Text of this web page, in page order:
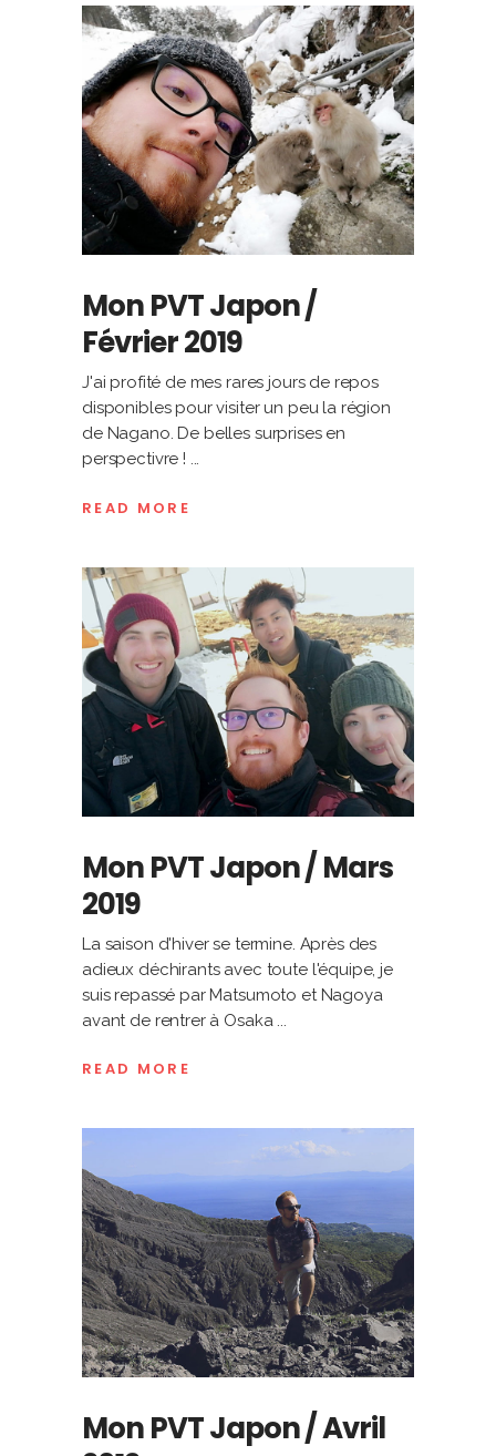
Mon PVT Japon /
Février 2019
J'ai profité de mes rares jours de repos
disponibles pour visiter un peu la région
de Nagano. De belles surprises en
perspectivre !
READ MORE
Mon PVT Japon / Mars
2019
La saison d'hiver se termine. Après des
adieux déchirants avec toute l'équipe, je
suis repassé par Matsumoto et Nagoya
avant de rentrer à Osaka
READ MORE
Mon PVT Japon / Avril